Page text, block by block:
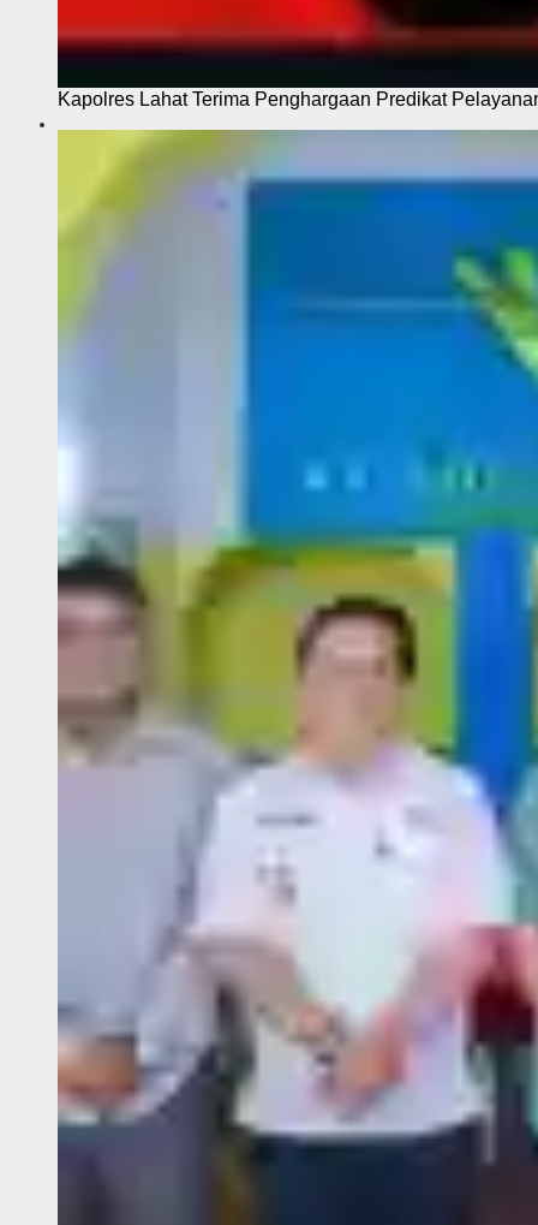
Kapolres Lahat Terima Penghargaan Predikat